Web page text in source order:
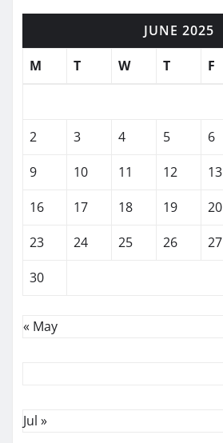
JUNE 2025
M
T W T F
2
3 4 5 6
9
10 11 12 13
16
17 18 19 20
23
24 25 26 27
30
« May
Jul »